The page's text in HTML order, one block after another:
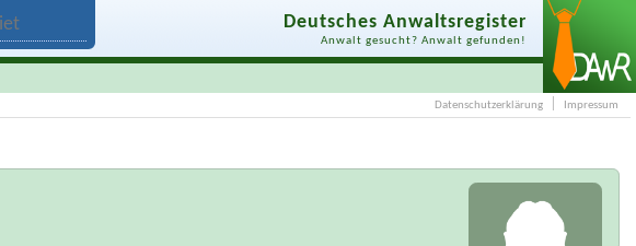
Deutsches Anwaltsregister
Anwalt gesucht? Anwalt gefunden!
Datenschutzerklärung Impressum